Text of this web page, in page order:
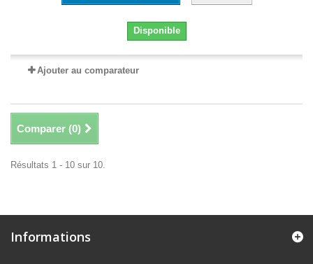
Disponible
Ajouter au comparateur
Comparer (0)
Résultats 1 - 10 sur 10.
Informations